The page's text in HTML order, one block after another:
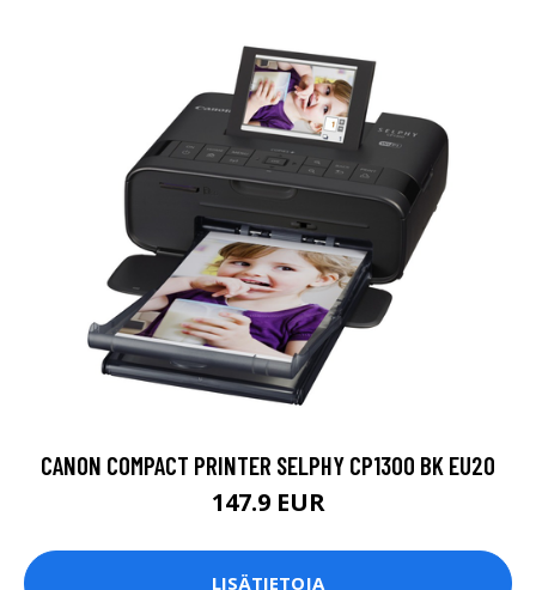
CANON COMPACT PRINTER SELPHY CP1300 BK EU20
147.9 EUR
LISÄTIETOJA